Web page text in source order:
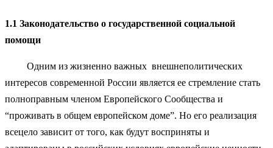
1.1 Законодательство о государственной социальной
помощи
Одним из жизненно важных внешнеполитических
интересов современной России является ее стремление стать
полноправным членом Европейского Сообщества и
“проживать в общем европейском доме”. Но его реализация
всецело зависит от того, как будут восприняты и